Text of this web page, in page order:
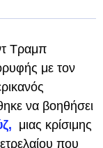
Τραμπ
με τον
να βοηθήσει
μιας κρίσιμης
που